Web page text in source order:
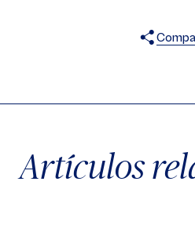
Artículos